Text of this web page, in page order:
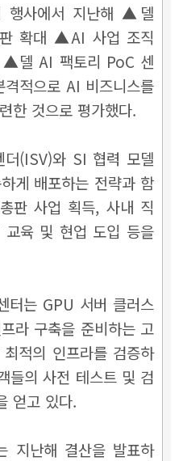
행사에서 지난해 ▲델
판 확대 ▲AI 사업 조직
▲델 AI 팩토리 PoC 센
적으로 AI 비즈니스를
한 것으로 평가했다.
(ISV)와 SI 협력 모델
게 배포하는 전략과 함
판 사업 획득, 사내 직
육 및 현업 도입 등을
터는 GPU 서버 클러스
라 구축을 준비하는 고
적의 인프라를 검증하
들의 사전 테스트 및 검
얻고 있다.
지난해 결산을 발표하